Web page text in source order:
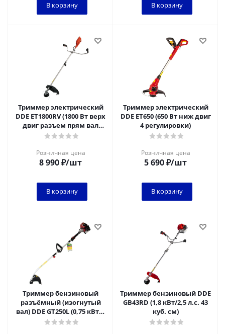
В корзину В корзину
Триммер электрический
DDE ET1800RV (1800 Вт верх
двиг разъем прям вал
ремень +диск велоруль)
Розничная цена
8 990₽/шт
В корзину
Триммер электрический
DDE ET650 (650 Вт ниж двиг
4 регулировки)
Розничная цена
5 690₽/шт
В корзину
Триммер бензиновый
разъёмный (изогнутый
вал) DDE GT250L (0,75 кВт/1
л.c., 25 куб. см, тр.
Триммер бензиновый DDE
GB43RD (1,8 кВт/2,5 л.c. 43
куб. см)